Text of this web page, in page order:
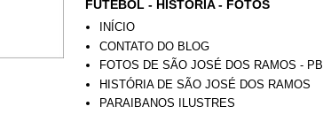
FUTEBOL - HISTÓRIA - FOTOS
INÍCIO
CONTATO DO BLOG
FOTOS DE SÃO JOSÉ DOS RAMOS - PB
HISTÓRIA DE SÃO JOSÉ DOS RAMOS
PARAIBANOS ILUSTRES